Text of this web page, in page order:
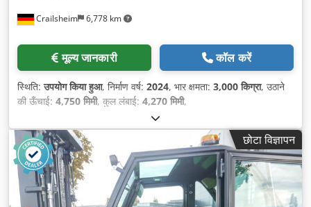
Crailsheim 6,778 km
मूल्य जानकारी कॉल करें
स्थिति:उपयोग किया हुआ, निर्माण वर्ष: 2024, भार क्षमता: 3,000 किग्रा, उठाने
की ऊँचाई: 4,750 मिमी, कुल लंबाई: 4,270 मिमी,
छोटा विज्ञापन